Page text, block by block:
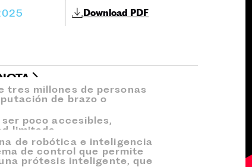
Download PDF
tres millones de personas
de brazo o
poco accesibles,
limitada.
de robótica e inteligencia
de control que permite
prótesis inteligente, que